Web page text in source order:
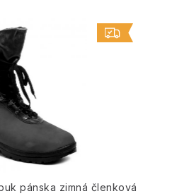
pánska zimná členková